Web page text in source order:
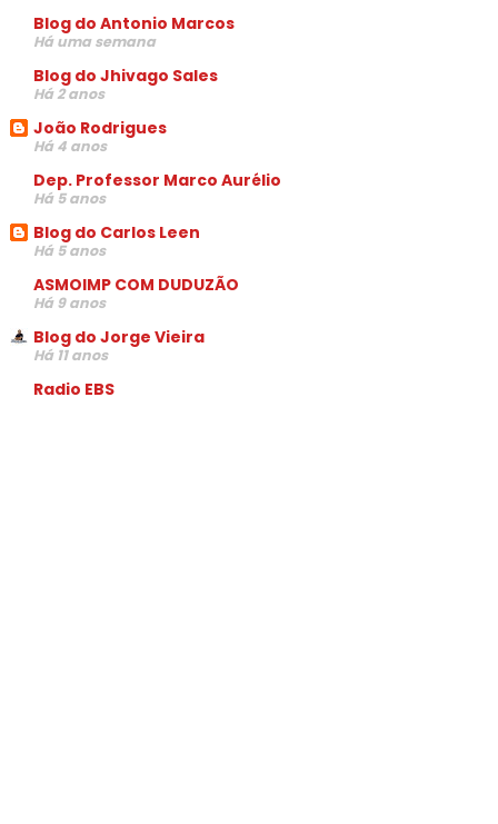
Blog do Antonio Marcos
Há uma semana
Blog do Jhivago Sales
Há 2 anos
João Rodrigues
Há 4 anos
Dep. Professor Marco Aurélio
Há 5 anos
Blog do Carlos Leen
Há 5 anos
ASMOIMP COM DUDUZÃO
Há 9 anos
Blog do Jorge Vieira
Há 11 anos
Radio EBS